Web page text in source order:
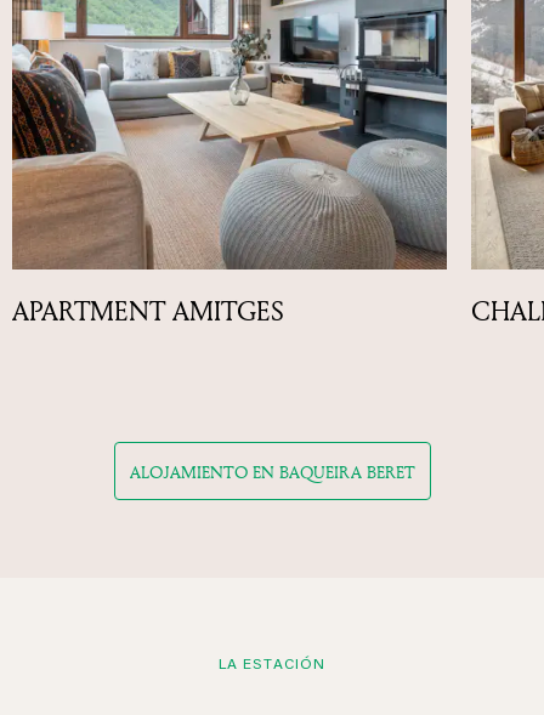
APARTMENT AMITGES
ALOJAMIENTO EN BAQUEIRA BERET
LA ESTACIÓN